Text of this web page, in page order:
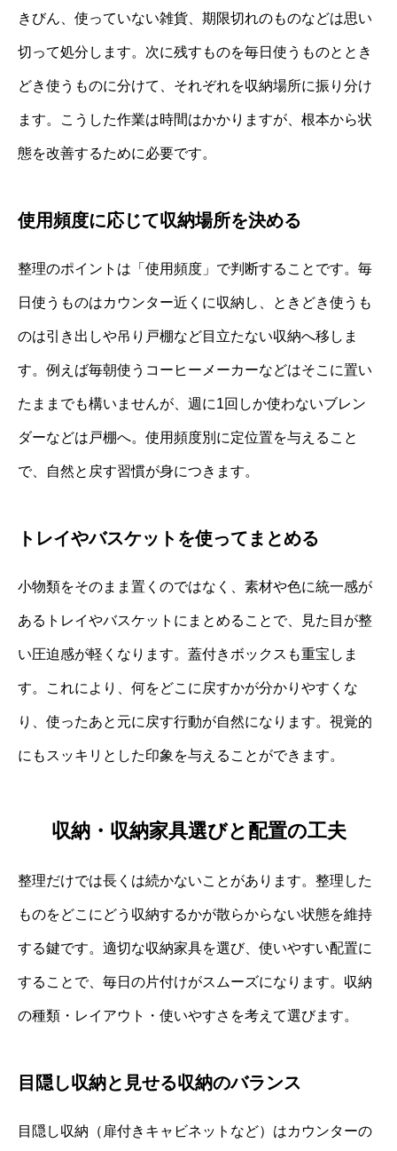
きびん、使っていない雑貨、期限切れのものなどは思い
切って処分します。次に残すものを毎日使うものととき
どき使うものに分けて、それぞれを収納場所に振り分け
ます。こうした作業は時間はかかりますが、根本から状
態を改善するために必要です。
使用頻度に応じて収納場所を決める
整理のポイントは「使用頻度」で判断することです。毎
日使うものはカウンター近くに収納し、ときどき使うも
のは引き出しや吊り戸棚など目立たない収納へ移しま
す。例えば毎朝使うコーヒーメーカーなどはそこに置い
たままでも構いませんが、週に1回しか使わないブレン
ダーなどは戸棚へ。使用頻度別に定位置を与えること
で、自然と戻す習慣が身につきます。
トレイやバスケットを使ってまとめる
小物類をそのまま置くのではなく、素材や色に統一感が
あるトレイやバスケットにまとめることで、見た目が整
い圧迫感が軽くなります。蓋付きボックスも重宝しま
す。これにより、何をどこに戻すかが分かりやすくな
り、使ったあと元に戻す行動が自然になります。視覚的
にもスッキリとした印象を与えることができます。
収納・収納家具選びと配置の工夫
整理だけでは長くは続かないことがあります。整理した
ものをどこにどう収納するかが散らからない状態を維持
する鍵です。適切な収納家具を選び、使いやすい配置に
することで、毎日の片付けがスムーズになります。収納
の種類・レイアウト・使いやすさを考えて選びます。
目隠し収納と見せる収納のバランス
目隠し収納（扉付きキャビネットなど）はカウンターの